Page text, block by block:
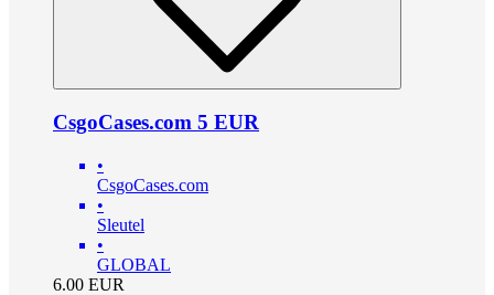
CsgoCases.com 5 EUR
•
CsgoCases.com
•
Sleutel
•
GLOBAL
6.00 EUR